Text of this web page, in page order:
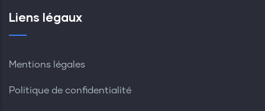
Liens légaux
Mentions légales
Politique de confidentialité